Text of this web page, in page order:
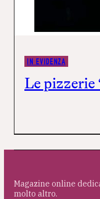
IN EVIDENZA
Le pizzerie
Magazine online
molto altro.